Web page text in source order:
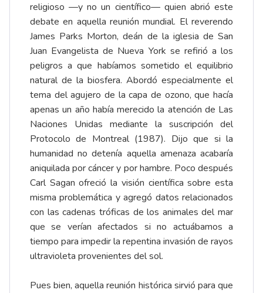
religioso —y no un científico— quien abrió este
debate en aquella reunión mundial. El reverendo
James Parks Morton, deán de la iglesia de San
Juan Evangelista de Nueva York se refirió a los
peligros a que habíamos sometido el equilibrio
natural de la biosfera. Abordó especialmente el
tema del agujero de la capa de ozono, que hacía
apenas un año había merecido la atención de Las
Naciones Unidas mediante la suscripción del
Protocolo de Montreal (1987). Dijo que si la
humanidad no detenía aquella amenaza acabaría
aniquilada por cáncer y por hambre. Poco después
Carl Sagan ofreció la visión científica sobre esta
misma problemática y agregó datos relacionados
con las cadenas tróficas de los animales del mar
que se verían afectados si no actuábamos a
tiempo para impedir la repentina invasión de rayos
ultravioleta provenientes del sol.
Pues bien, aquella reunión histórica sirvió para que